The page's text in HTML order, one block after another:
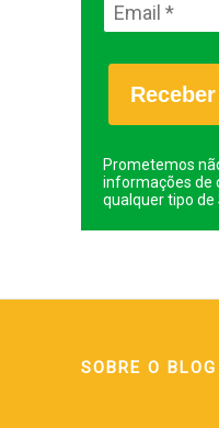
Prometemos
informações de
qualquer tipo de
SOBRE O BLOG